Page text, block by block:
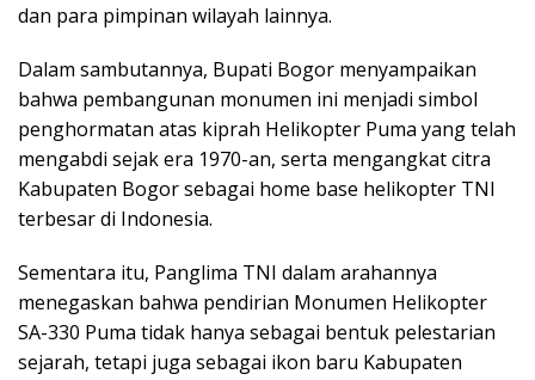
dan para pimpinan wilayah lainnya.
Dalam sambutannya, Bupati Bogor menyampaikan
bahwa pembangunan monumen ini menjadi simbol
penghormatan atas kiprah Helikopter Puma yang telah
mengabdi sejak era 1970-an, serta mengangkat citra
Kabupaten Bogor sebagai home base helikopter TNI
terbesar di Indonesia.
Sementara itu, Panglima TNI dalam arahannya
menegaskan bahwa pendirian Monumen Helikopter
SA-330 Puma tidak hanya sebagai bentuk pelestarian
sejarah, tetapi juga sebagai ikon baru Kabupaten